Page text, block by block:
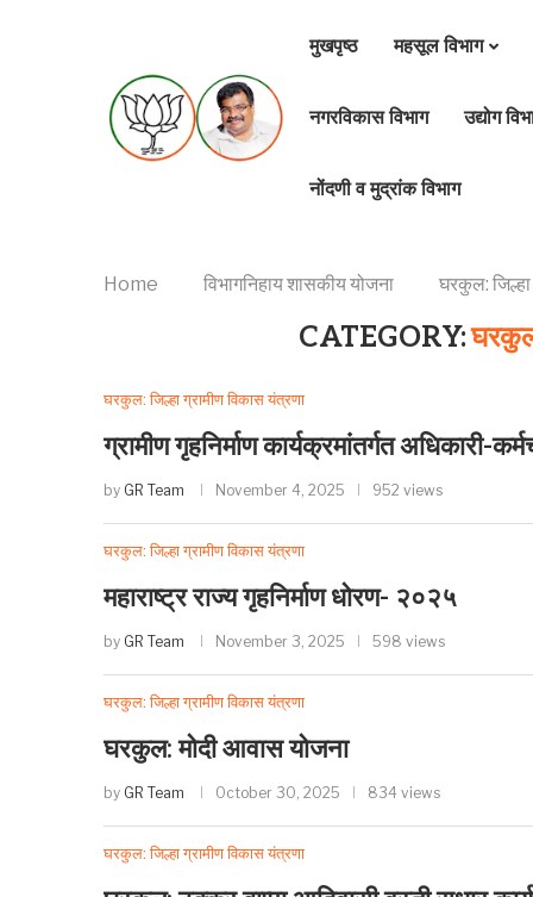
मुखपृष्ठ महसूल विभाग
नगरविकास विभाग उद्योग
नोंदणी व मुद्रांक विभाग
Home विभागनिहाय शासकीय योजना घरकुल:
CATEGORY:
घरकुल: जिल्हा ग्रामीण विकास यंत्रणा
ग्रामीण गृहनिर्माण कार्यक्रमांतर्गत अधिकारी-
by GR Team November 4, 2025 952 views
घरकुल: जिल्हा ग्रामीण विकास यंत्रणा
महाराष्ट्र राज्य गृहनिर्माण धोरण- २०२५
by GR Team November 3, 2025 598 views
घरकुल: जिल्हा ग्रामीण विकास यंत्रणा
घरकुल: मोदी आवास योजना
by GR Team October 30, 2025 834 views
घरकुल: जिल्हा ग्रामीण विकास यंत्रणा